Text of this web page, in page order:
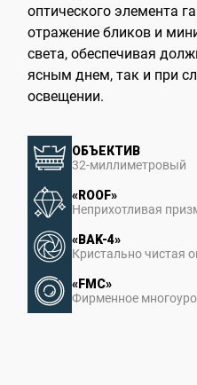
оптического элемента
отражение бликов и
света, обеспечивая
ясным днем, так и при
освещении.
ОБЪЕКТИВ
32-миллиметровый
«ROOF»
Неприхотливая
«BAK-4»
Кристально чистая
«FMC»
Фирменное